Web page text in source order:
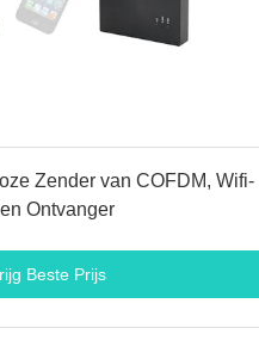
Zender van COFDM, Wifi-
Ontvanger
Beste Prijs